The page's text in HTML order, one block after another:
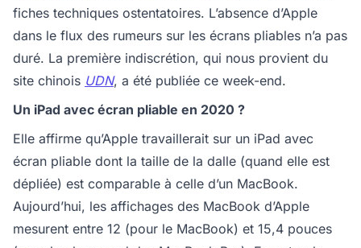
fiches techniques ostentatoires. L’absence d’Apple
dans le flux des rumeurs sur les écrans pliables n’a pas
duré. La première indiscrétion, qui nous provient du
site chinois UDN, a été publiée ce week-end.
Un iPad avec écran pliable en 2020 ?
Elle affirme qu’Apple travaillerait sur un iPad avec
écran pliable dont la taille de la dalle (quand elle est
dépliée) est comparable à celle d’un MacBook.
Aujourd’hui, les affichages des MacBook d’Apple
mesurent entre 12 (pour le MacBook) et 15,4 pouces